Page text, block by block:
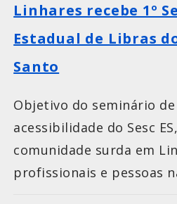
Linhares recebe 1º
Estadual de Libras
Santo
Objetivo do seminário
acessibilidade do Sesc
comunidade surda em
profissionais e pessoas